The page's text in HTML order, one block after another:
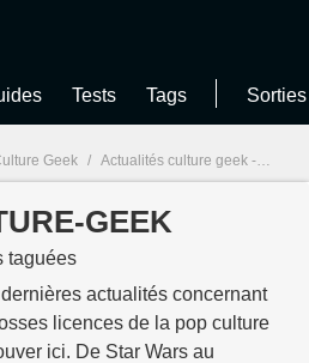
Tests Tags
Geek / Actualités culture geek - infos et actualités - page 4
GEEK
taguées
actualités concernant
licences de la pop culture
ici. De Star Wars au